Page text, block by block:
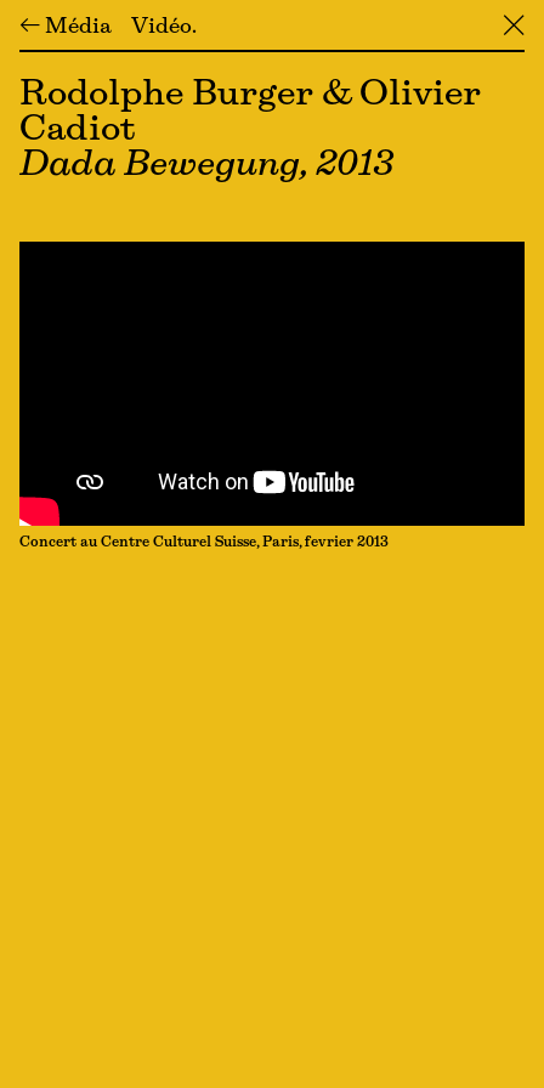
← Média Vidéo ╳
Rodolphe Burger & Olivier
Cadiot
Dada Bewegung, 2013
Concert au Centre Culturel Suisse, Paris, fevrier 2013